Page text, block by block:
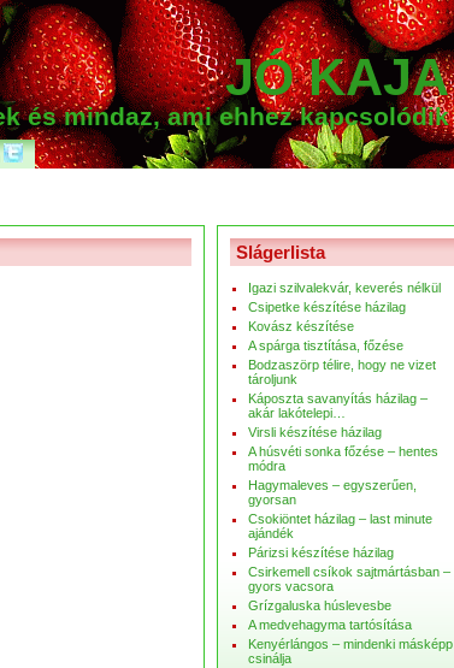
JÓ KAJA
és mindaz, ami ehhez kapcsolódik
Slágerlista
Igazi szilvalekvár, keverés nélkül
Csipetke készítése házilag
Kovász készítése
A spárga tisztítása, főzése
Bodzaszörp télire, hogy ne vizet
tároljunk
Káposzta savanyítás házilag –
akár lakótelepi…
Virsli készítése házilag
A húsvéti sonka főzése – hentes
módra
Hagymaleves – egyszerűen,
gyorsan
Csokiöntet házilag – last minute
ajándék
Párizsi készítése házilag
Csirkemell csíkok sajtmártásban –
gyors vacsora
Grízgaluska húslevesbe
A medvehagyma tartósítása
Kenyérlángos – mindenki másképp
csinálja